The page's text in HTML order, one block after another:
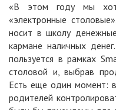
«В этом году мы
«электронные
носит в школу
кармане наличных
пользуется в рамках
столовой и, выбрав
Есть еще один момент:
родителей